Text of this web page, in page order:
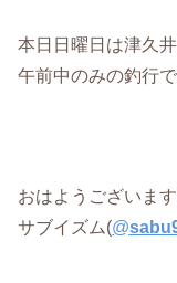
本日日曜日は津久
午前中のみの釣行
おはようございま
サブイズム(@